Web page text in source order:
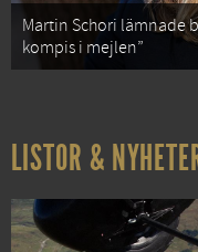
Martin Schori lämnade
kompis i mejlen”
LISTOR &